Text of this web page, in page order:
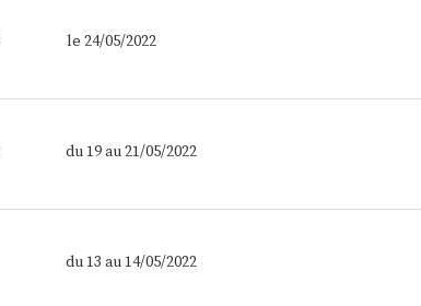
le 24/05/2022
du 19au 21/05/2022
du 13 au 14/05/2022